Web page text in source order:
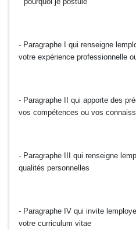
- Paragraphe I qui renseigne
votre expérience professionnelle
- Paragraphe II qui apporte des
vos compétences ou vos
- Paragraphe III qui renseigne
qualités personnelles
- Paragraphe IV qui invite
votre curriculum vitae